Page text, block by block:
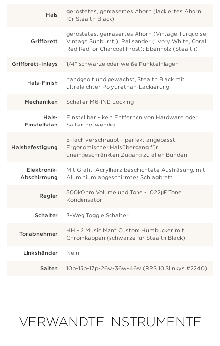
Hals
geröstetes, gemasertes Ahorn (lackiertes Ahorn
für Stealth Black)
Griffbrett
geröstetes, gemasertes Ahorn (Vintage Turquoise,
Vintage Sunburst,); Palisander ( Ivory White, Coral
Red Red, or Charcoal Frost); Ebenholz (Stealth)
Griffbrett-Inlays 1/4" schwarze oder weiße Punkteinlagen
Hals-Finish
handgeölt und gewachst, Stealth Black mit
ultraleichter Polyurethan-Lackierung
Mechaniken Schaller M6-IND Locking
Hals-
Einstellstab
Einstellbar - kein Entfernen von Hardware oder
Saiten notwendig
Halsbefestigung
5-fach verschraubt - perfekt angepasst.
Ergonomischer Halsübergang für
uneingeschränkten Zugang zu allen Bünden
Elektronik-
Abschirmung
Mit Grafit-Acrylharz beschichtete Ausfräsung, mit
Aluminium abgeschirmtes Schlagbrett
Regler
500kOhm Volume und Tone - .022µF Tone
Kondensator
Schalter 3-Weg Toggle Schalter
Tonabnehmer
HH - 2 Music Man® Custom Humbucker mit
Chromkappen (schwarze für Stealth Black)
Linkshänder Nein
Saiten 10p-13p-17p-26w-36w-46w (RPS 10 Slinkys #2240)
VERWANDTE INSTRUMENTE